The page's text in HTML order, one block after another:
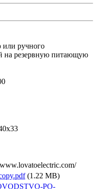
или ручного
на резервную питающую
(1.22 MB)
PO-